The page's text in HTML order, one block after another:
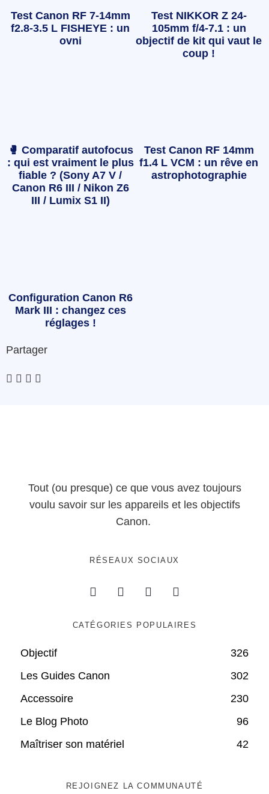
Test Canon RF 7-14mm
f2.8-3.5 L FISHEYE : un
ovni
Test NIKKOR Z 24-
105mm f/4-7.1 : un
objectif de kit qui vaut le
coup !
🥊 Comparatif autofocus
: qui est vraiment le plus
fiable ? (Sony A7 V /
Canon R6 III / Nikon Z6
III / Lumix S1 II)
Test Canon RF 14mm
f1.4 L VCM : un rêve en
astrophotographie
Configuration Canon R6
Mark III : changez ces
réglages !
Partager
Tout (ou presque) ce que vous avez toujours
voulu savoir sur les appareils et les objectifs
Canon.
RÉSEAUX SOCIAUX
CATÉGORIES POPULAIRES
Objectif
326
Les Guides Canon
302
Accessoire
230
Le Blog Photo
96
Maîtriser son matériel
42
REJOIGNEZ LA COMMUNAUTÉ